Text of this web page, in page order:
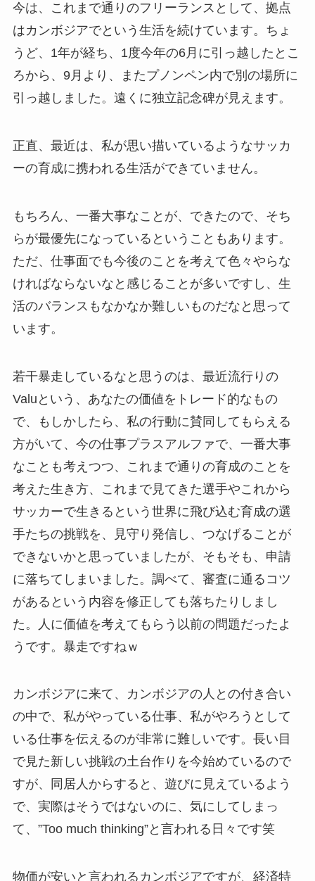
今は、これまで通りのフリーランスとして、拠点
はカンボジアでという生活を続けています。ちょ
うど、1年が経ち、1度今年の6月に引っ越したとこ
ろから、9月より、またプノンペン内で別の場所に
引っ越しました。遠くに独立記念碑が見えます。
正直、最近は、私が思い描いているようなサッカ
ーの育成に携われる生活ができていません。
もちろん、一番大事なことが、できたので、そち
らが最優先になっているということもあります。
ただ、仕事面でも今後のことを考えて色々やらな
ければならないなと感じることが多いですし、生
活のバランスもなかなか難しいものだなと思って
います。
若干暴走しているなと思うのは、最近流行りの
Valuという、あなたの価値をトレード的なもの
で、もしかしたら、私の行動に賛同してもらえる
方がいて、今の仕事プラスアルファで、一番大事
なことも考えつつ、これまで通りの育成のことを
考えた生き方、これまで見てきた選手やこれから
サッカーで生きるという世界に飛び込む育成の選
手たちの挑戦を、見守り発信し、つなげることが
できないかと思っていましたが、そもそも、申請
に落ちてしまいました。調べて、審査に通るコツ
があるという内容を修正しても落ちたりしまし
た。人に価値を考えてもらう以前の問題だったよ
うです。暴走ですねｗ
カンボジアに来て、カンボジアの人との付き合い
の中で、私がやっている仕事、私がやろうとして
いる仕事を伝えるのが非常に難しいです。長い目
で見た新しい挑戦の土台作りを今始めているので
すが、同居人からすると、遊びに見えているよう
で、実際はそうではないのに、気にしてしまっ
て、”Too much thinking”と言われる日々です笑
物価が安いと言われるカンボジアですが、経済特